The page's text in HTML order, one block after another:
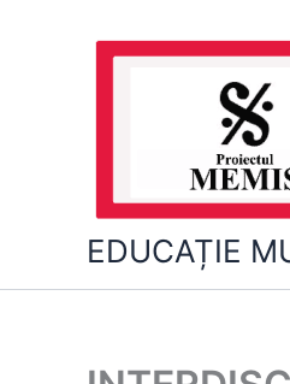
EDUCAȚIE